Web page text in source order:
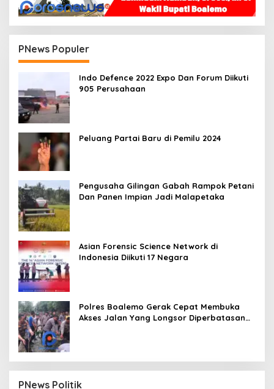
PNews Populer
Indo Defence 2022 Expo Dan Forum Diikuti
905 Perusahaan
Peluang Partai Baru di Pemilu 2024
Pengusaha Gilingan Gabah Rampok Petani
Dan Panen Impian Jadi Malapetaka
Asian Forensic Science Network di
Indonesia Diikuti 17 Negara
Polres Boalemo Gerak Cepat Membuka
Akses Jalan Yang Longsor Diperbatasan
PNews Politik